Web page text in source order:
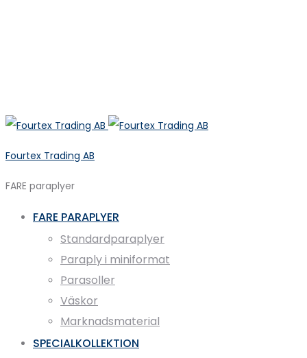
Fourtex Trading AB
FARE paraplyer
FARE PARAPLYER
Standardparaplyer
Paraply i miniformat
Parasoller
Väskor
Marknadsmaterial
SPECIALKOLLEKTION